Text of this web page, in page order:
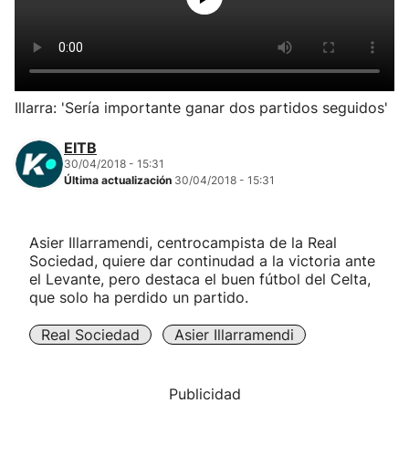
Atletismo
Carreras de montaña
Más deportes
"Helmuga"
Illarra: 'Sería importante ganar dos partidos seguidos'
EITB
30/04/2018 - 15:31
Última actualización 30/04/2018 - 15:31
Asier Illarramendi, centrocampista de la Real
Sociedad, quiere dar continudad a la victoria ante
el Levante, pero destaca el buen fútbol del Celta,
que solo ha perdido un partido.
Real Sociedad Asier Illarramendi
Publicidad